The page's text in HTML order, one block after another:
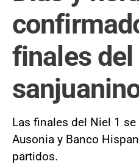
finales
Las finales del Niel 1
Ausonia y Banco
partidos.